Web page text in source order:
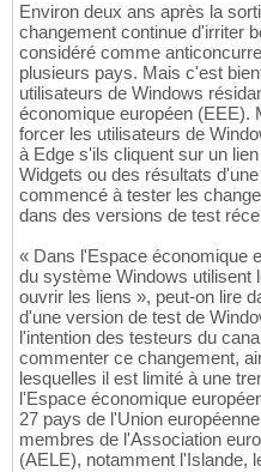
Environ deux ans après la
changement continue d'irriter
considéré comme
plusieurs pays. Mais c'est
utilisateurs de Windows
économique européen (EEE).
forcer les utilisateurs de
à Edge s'ils cliquent sur un
Widgets ou des résultats
commencé à tester les
dans des versions de test
« Dans l'Espace économique
du système Windows utilisent
ouvrir les liens », peut-on lire
d'une version de test de
l'intention des testeurs du
commenter ce changement,
lesquelles il est limité à une
l'Espace économique
27 pays de l'Union
membres de l'Association
(AELE), notamment l'Islande,